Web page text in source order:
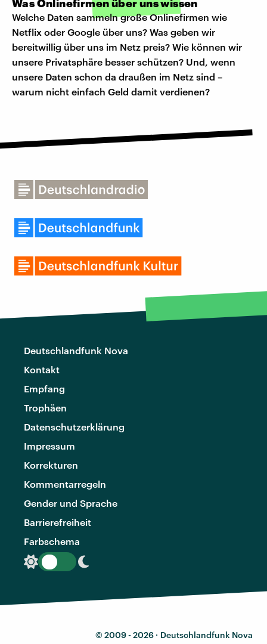
Was Onlinefirmen über uns wissen
Welche Daten sammeln große Onlinefirmen wie
Netflix oder Google über uns? Was geben wir
bereitwillig über uns im Netz preis? Wie können wir
unsere Privatsphäre besser schützen? Und, wenn
unsere Daten schon da draußen im Netz sind –
warum nicht einfach Geld damit verdienen?
Deutschlandfunk Nova
Kontakt
Empfang
Trophäen
Datenschutzerklärung
Impressum
Korrekturen
Kommentarregeln
Gender und Sprache
Barrierefreiheit
Farbschema
© 2009 - 2026 · Deutschlandfunk Nova